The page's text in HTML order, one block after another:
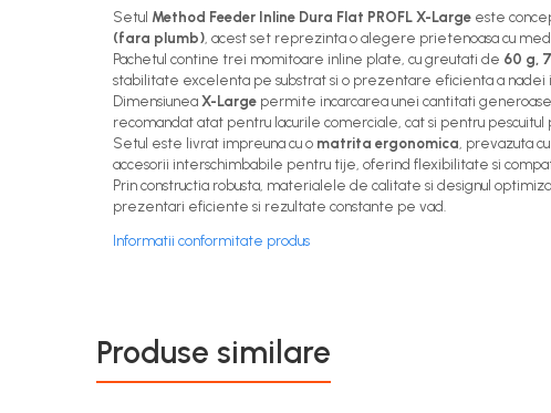
Setul Method Feeder Inline Dura Flat PROFL X-Large este
(fara plumb), acest set reprezinta o alegere prietenoasa cu
Pachetul contine trei momitoare inline plate, cu greutati de 60 g,
stabilitate excelenta pe substrat si o prezentare eficienta a nadei
Dimensiunea X-Large permite incarcarea unei cantitati
recomandat atat pentru lacurile comerciale, cat si pentru
Setul este livrat impreuna cu o matrita ergonomica, prevazuta
accesorii interschimbabile pentru tije, oferind flexibilitate si
Prin constructia robusta, materialele de calitate si designul
prezentari eficiente si rezultate constante pe vad.
Informatii conformitate produs
Produse similare